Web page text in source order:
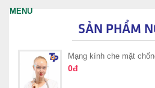
SẢN PHẨM
Mạng kính che mặt
0đ